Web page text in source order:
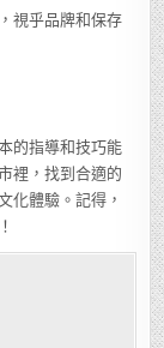
視乎品牌和保存
的指導和技巧能
裡，找到合適的
化體驗。記得，